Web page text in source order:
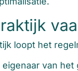
loopt het
van het